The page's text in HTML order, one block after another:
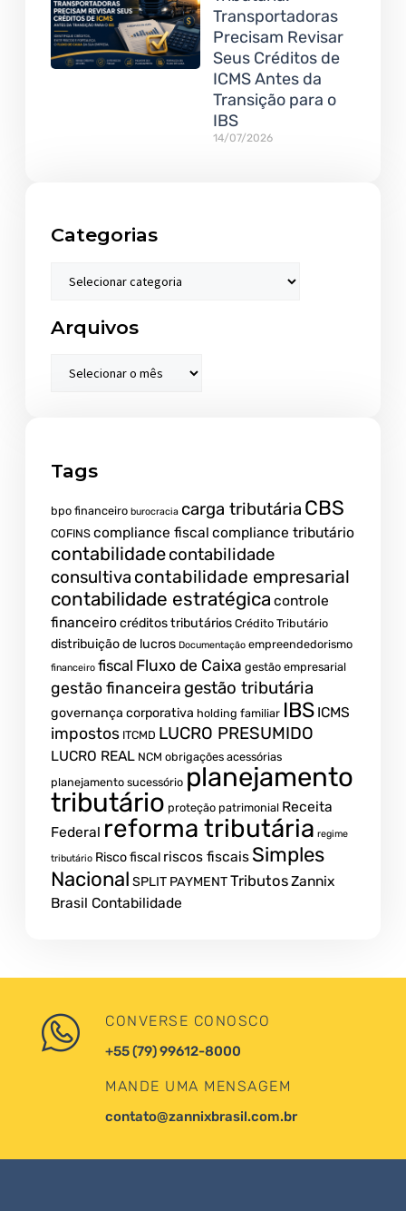
Transportadoras
Precisam Revisar
Seus Créditos de
ICMS Antes da
Transição para o
IBS
14/07/2026
Categorias
Arquivos
Tags
bpo financeiro burocracia carga tributária CBS
COFINS compliance fiscal compliance tributário
contabilidadecontabilidade
consultiva contabilidade empresarial
contabilidade estratégica controle
financeirocréditos tributários Crédito Tributário
distribuição de lucros Documentação empreendedorismo
financeiro fiscal Fluxo de Caixa gestão empresarial
gestão financeira gestão tributária
governança corporativa holding familiar IBS ICMS
impostos ITCMD LUCRO PRESUMIDO
LUCRO REAL NCM obrigações acessórias
planejamento sucessório planejamento
tributário proteção patrimonial Receita
Federal reforma tributária regime
tributário Risco fiscal riscos fiscais Simples
Nacional SPLIT PAYMENTTributosZannix
Brasil Contabilidade
CONVERSE CONOSCO
+55 (79) 99612-8000
MANDE UMA MENSAGEM
contato@zannixbrasil.com.br